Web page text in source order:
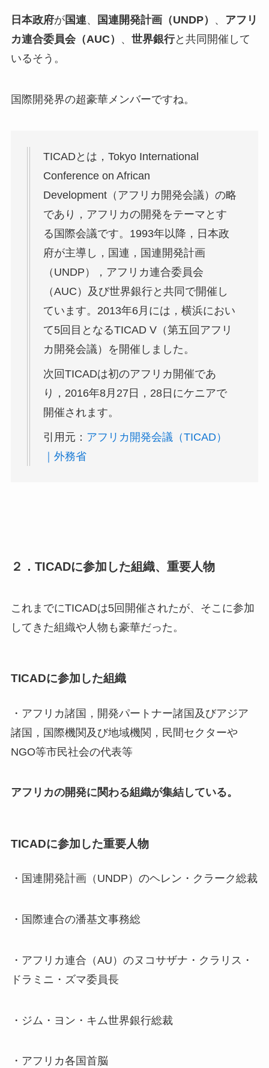
日本政府が国連、 国連開発計画（UNDP） 、 アフリ
カ連合委員会（AUC）
、 世界銀行と共同開催して
いるそう。
国際開発界の超豪華メンバーですね。
TICADとは，Tokyo International
Conference on African
Development（アフリカ開発会議）の略
であり，アフリカの開発をテーマとす
る国際会議です。1993年以降，日本政
府が主導し，国連，国連開発計画
（UNDP），アフリカ連合委員会
（AUC）及び世界銀行と共同で開催し
ています。2013年6月には，横浜におい
て5回目となるTICAD V（第五回アフリ
カ開発会議）を開催しました。
次回TICADは初のアフリカ開催であ
り，2016年8月27日，28日にケニアで
開催されます。
引用元： アフリカ開発会議（TICAD）
｜外務省
２．TICADに参加した組織、重要人物
これまでにTICADは5回開催されたが、そこに参加
してきた組織や人物も豪華だった。
TICADに参加した組織
・アフリカ諸国，開発パートナー諸国及びアジア
諸国，国際機関及び地域機関，民間セクターや
NGO等市民社会の代表等
アフリカの開発に関わる組織が集結している。
TICADに参加した重要人物
・国連開発計画（UNDP）のヘレン・クラーク総裁
・国際連合の潘基文事務総
・アフリカ連合（AU）のヌコサザナ・クラリス・
ドラミニ・ズマ委員長
・ジム・ヨン・キム世界銀行総裁
・アフリカ各国首脳